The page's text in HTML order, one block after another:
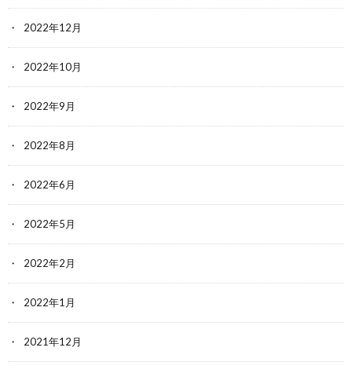
2022年12月
2022年10月
2022年9月
2022年8月
2022年6月
2022年5月
2022年2月
2022年1月
2021年12月